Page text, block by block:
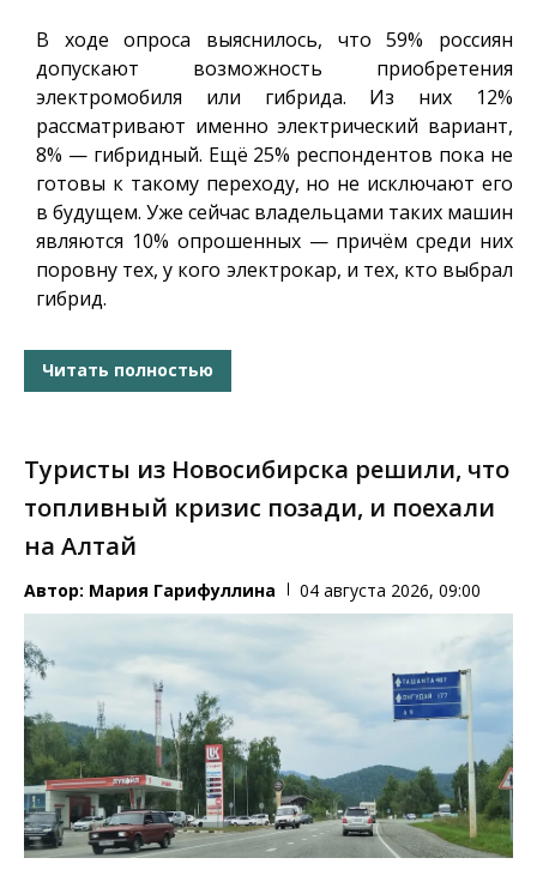
В ходе опроса выяснилось, что 59% россиян
допускают возможность приобретения
электромобиля или гибрида. Из них 12%
рассматривают именно электрический вариант,
8% — гибридный. Ещё 25% респондентов пока не
готовы к такому переходу, но не исключают его
в будущем. Уже сейчас владельцами таких машин
являются 10% опрошенных — причём среди них
поровну тех, у кого электрокар, и тех, кто выбрал
гибрид.
Читать полностью
Туристы из Новосибирска решили, что
топливный кризис позади, и поехали
на Алтай
Автор: Мария Гарифуллина 04 августа 2026, 09:00